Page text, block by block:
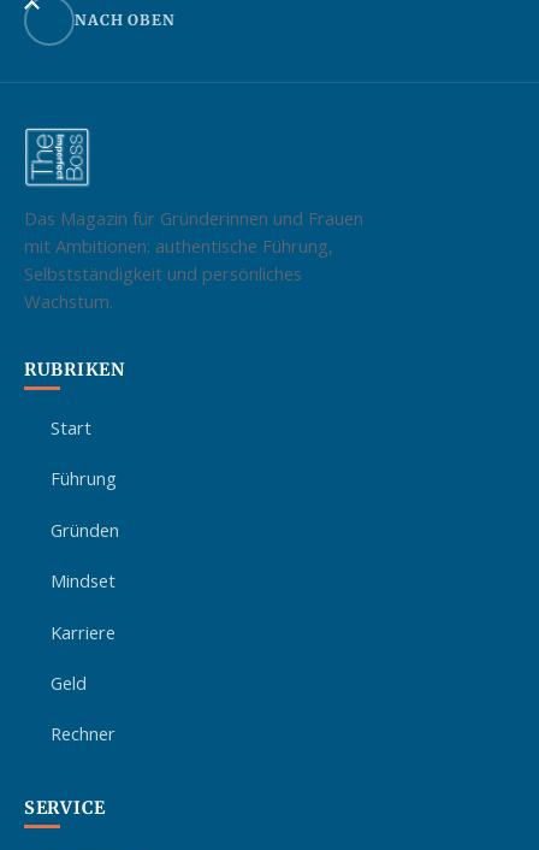
NACH OBEN
Das Magazin für Gründerinnen und Frauen
mit Ambitionen: authentische Führung,
Selbstständigkeit und persönliches
Wachstum.
RUBRIKEN
Start
Führung
Gründen
Mindset
Karriere
Geld
Rechner
SERVICE